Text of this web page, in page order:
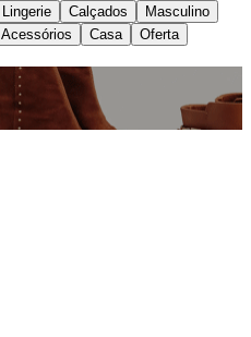
Lingerie Calçados
Masculino
Acessórios Casa Oferta